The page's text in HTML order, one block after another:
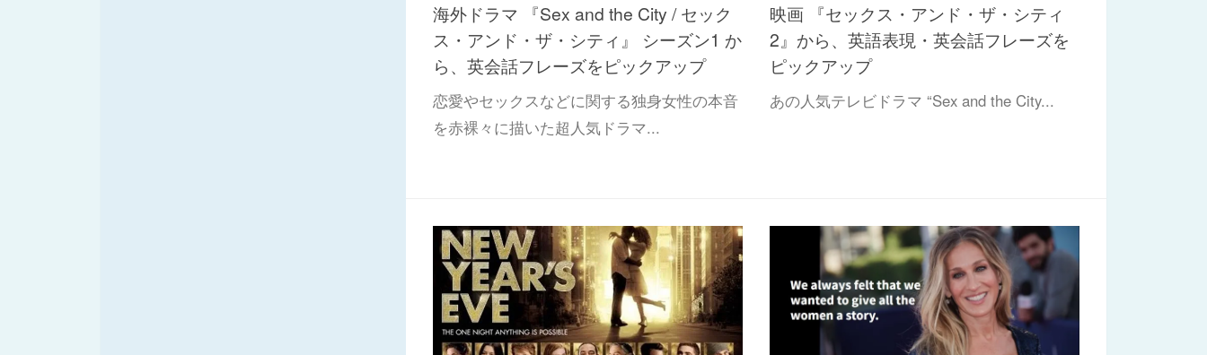
海外ドラマ 『Sex and the City / セック
ス・アンド・ザ・シティ』 シーズン1 か
ら、英会話フレーズをピックアップ
恋愛やセックスなどに関する独身女性の本音
を赤裸々に描いた超人気ドラマ...
映画 『セックス・アンド・ザ・シティ
2』から、英語表現・英会話フレーズを
ピックアップ
あの人気テレビドラマ “Sex and the City...